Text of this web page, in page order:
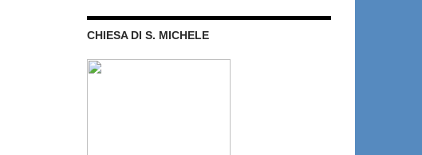
CHIESA DI S. MICHELE